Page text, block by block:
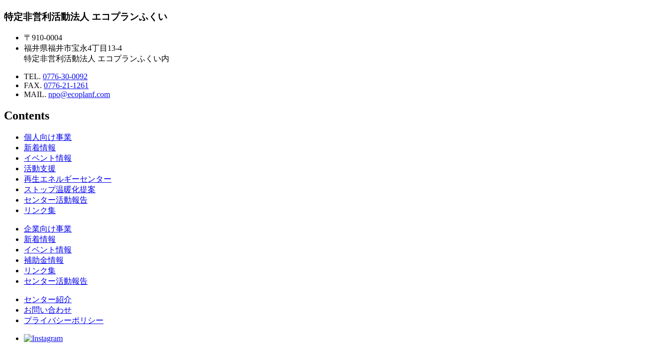
特定非営利活動法人 エコプランふくい
〒910-0004
福井県福井市宝永4丁目13-4
特定非営利活動法人 エコプランふくい内
TEL. 0776-30-0092
FAX. 0776-21-1261
MAIL. npo@ecoplanf.com
Contents
個人向け事業
新着情報
イベント情報
活動支援
再生エネルギーセンター
ストップ温暖化提案
センター活動報告
リンク集
企業向け事業
新着情報
イベント情報
補助金情報
リンク集
センター活動報告
センター紹介
お問い合わせ
プライバシーポリシー